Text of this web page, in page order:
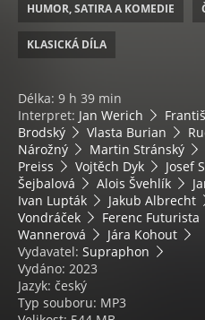
HUMOR, SATIRA A KOMEDIE
KLASICKÁ DÍLA
Délka: 9 h 39 min
Interpret: Jan Werich
Brodský
Vlasta Burian
Nárožný
Martin Stránský
Preiss
Vojtěch Dyk Josef
Šejbalová
Alois Švehlík
Ivan Lupták
Jakub Albrecht
Vondráček
Ferenc Futurista
Wannerová
Jára Kohout
Vydavatel: Supraphon
Vydáno: 2023
Jazyk: český
Typ souboru: MP3